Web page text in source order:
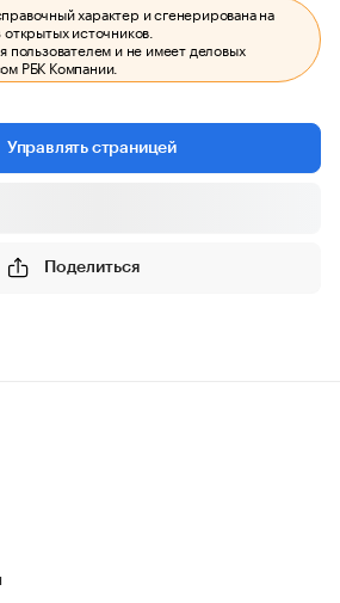
характер и сгенерирована на
источников.
пользователем и не имеет деловых
РБК Компании.
Управлять страницей
Поделиться